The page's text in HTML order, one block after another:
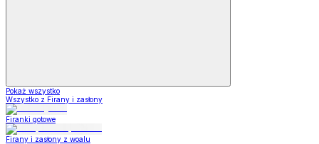
Pokaż wszystko
Wszystko z Firany i zasłony
Firanki gotowe
Firany i zasłony z woalu